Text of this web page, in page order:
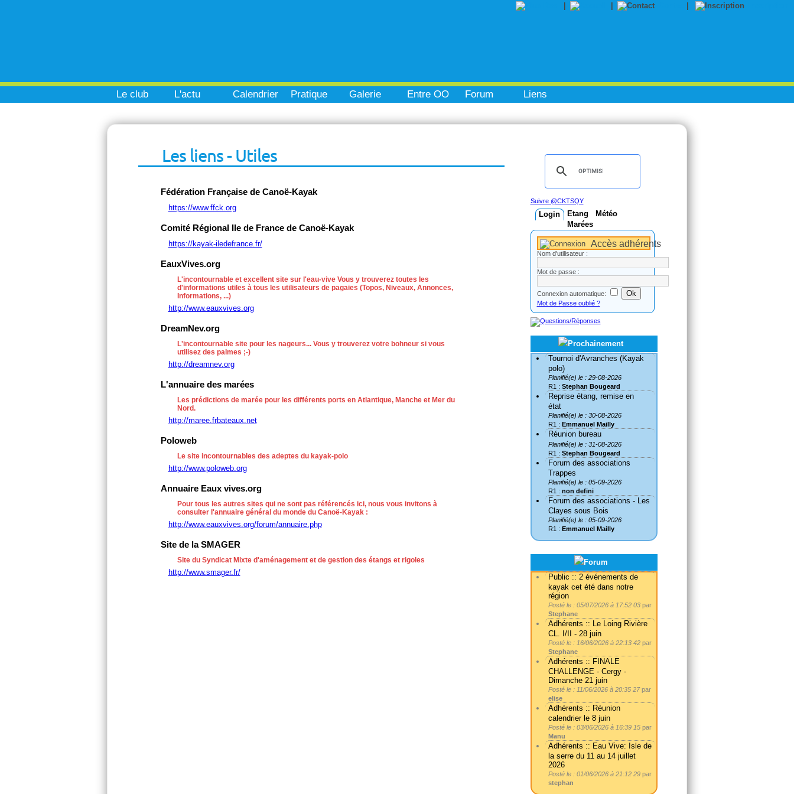
Le club L'actu Calendrier Pratique Galerie Entre OO Forum Liens
Les liens - Utiles
Fédération Française de Canoë-Kayak
https://www.ffck.org
Comité Régional Ile de France de Canoë-Kayak
https://kayak-iledefrance.fr/
EauxVives.org
L'incontournable et excellent site sur l'eau-vive Vous y trouverez toutes les
d'informations utiles à tous les utilisateurs de pagaies (Topos, Niveaux, Annonces,
Informations, ...)
http://www.eauxvives.org
DreamNev.org
L'incontournable site pour les nageurs... Vous y trouverez votre bohneur si vous
utilisez des palmes ;-)
http://dreamnev.org
L'annuaire des marées
Les prédictions de marée pour les différents ports en Atlantique, Manche et Mer du
Nord.
http://maree.frbateaux.net
Poloweb
Le site incontournables des adeptes du kayak-polo
http://www.poloweb.org
Annuaire Eaux vives.org
Pour tous les autres sites qui ne sont pas référencés ici, nous vous invitons à
consulter l'annuaire général du monde du Canoë-Kayak :
http://www.eauxvives.org/forum/annuaire.php
Site de la SMAGER
Site du Syndicat Mixte d'aménagement et de gestion des étangs et rigoles
http://www.smager.fr/
Suivre @CKTSQY
Login Etang
Météo
Marées
Accès adhérents
Nom d'utilisateur :
Mot de passe :
Connexion automatique:
Mot de Passe oublié ?
Tournoi d'Avranches (Kayak
polo)
Planifié(e) le : 29-08-2026
R1 : Stephan Bougeard
Reprise étang, remise en
état
Planifié(e) le : 30-08-2026
R1 : Emmanuel Mailly
Réunion bureau
Planifié(e) le : 31-08-2026
R1 : Stephan Bougeard
Forum des associations
Trappes
Planifié(e) le : 05-09-2026
R1 : non defini
Forum des associations - Les
Clayes sous Bois
Planifié(e) le : 05-09-2026
R1 : Emmanuel Mailly
Public :: 2 événements de
kayak cet été dans notre
région
Posté le : 05/07/2026 à 17:52 03 par
Stephane
Adhérents :: Le Loing Rivière
CL. I/II - 28 juin
Posté le : 16/06/2026 à 22:13 42 par
Stephane
Adhérents :: FINALE
CHALLENGE - Cergy -
Dimanche 21 juin
Posté le : 11/06/2026 à 20:35 27par
elise
Adhérents :: Réunion
calendrier le 8 juin
Posté le : 03/06/2026 à 16:39 15 par
Manu
Adhérents :: Eau Vive: Isle de
la serre du 11 au 14 juillet
2026
Posté le : 01/06/2026 à 21:12 29 par
stephan